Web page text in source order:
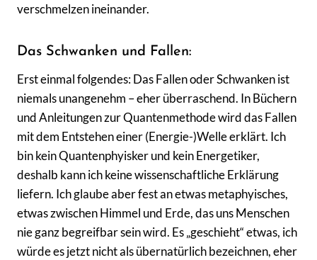
verschmelzen ineinander.
Das Schwanken und Fallen:
Erst einmal folgendes: Das Fallen oder Schwanken ist
niemals unangenehm – eher überraschend. In Büchern
und Anleitungen zur Quantenmethode wird das Fallen
mit dem Entstehen einer (Energie-)Welle erklärt. Ich
bin kein Quantenphyisker und kein Energetiker,
deshalb kann ich keine wissenschaftliche Erklärung
liefern. Ich glaube aber fest an etwas metaphyisches,
etwas zwischen Himmel und Erde, das uns Menschen
nie ganz begreifbar sein wird. Es „geschieht“ etwas, ich
würde es jetzt nicht als übernatürlich bezeichnen, eher